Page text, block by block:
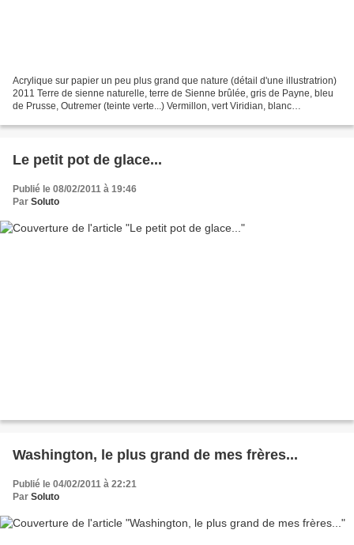
Acrylique sur papier un peu plus grand que nature (détail d'une illustratrion)
2011 Terre de sienne naturelle, terre de Sienne brûlée, gris de Payne, bleu
de Prusse, Outremer (teinte verte...) Vermillon, vert Viridian, blanc
Le petit pot de glace...
Publié le 08/02/2011 à 19:46
Par Soluto
Washington, le plus grand de mes frères...
Publié le 04/02/2011 à 22:21
Par Soluto